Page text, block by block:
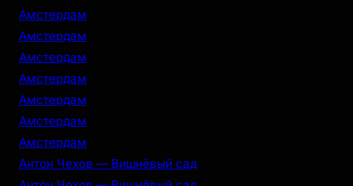
Амстердам
Амстердам
Амстердам
Амстердам
Амстердам
Амстердам
Амстердам
Антон Чехов — Вишнёвый сад